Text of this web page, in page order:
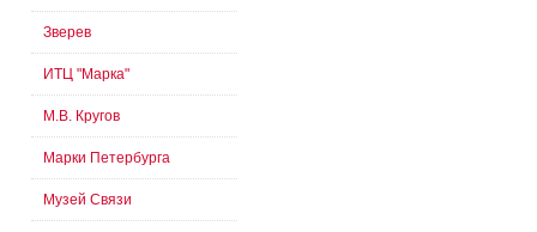
Зверев
ИТЦ "Марка"
М.В. Кругов
Марки Петербурга
Музей Связи